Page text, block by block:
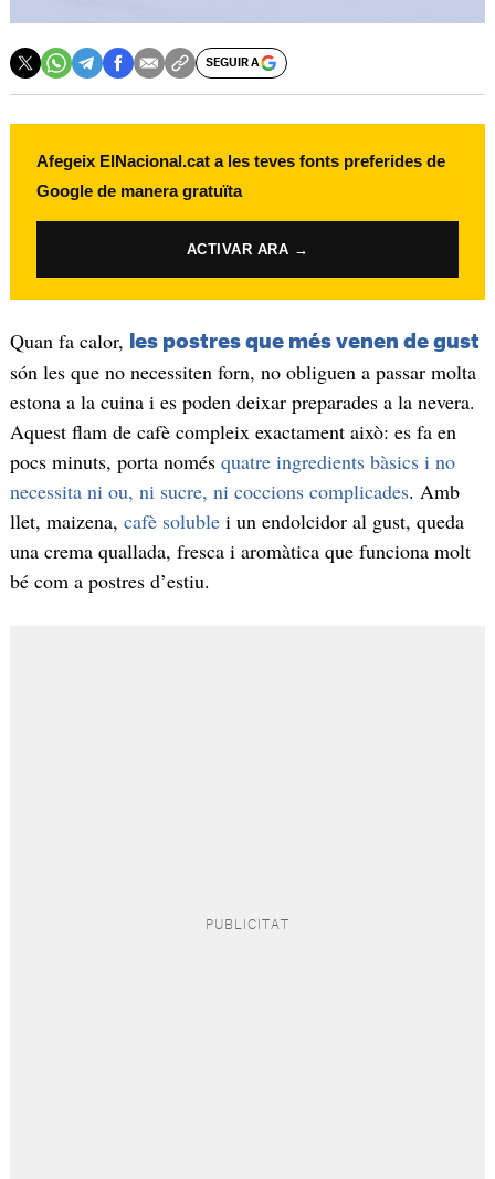
SEGUIR A
Afegeix ElNacional.cat a les teves fonts preferides de
Google de manera gratuïta
ACTIVAR ARA →
Quan fa calor, les postres que més venen de gust
són les que no necessiten forn, no obliguen a passar molta
estona a la cuina i es poden deixar preparades a la nevera.
Aquest flam de cafè compleix exactament això: es fa en
pocs minuts, porta només quatre ingredients bàsics i no
necessita ni ou, ni sucre, ni coccions complicades. Amb
llet, maizena, cafè solublei un endolcidor al gust, queda
una crema quallada, fresca i aromàtica que funciona molt
bé com a postres d’estiu.